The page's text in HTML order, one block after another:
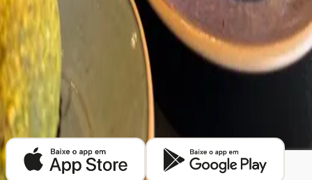
Home
Eventos
Cursos e Workshops
Empresas
Blog
Contato
Cafeterias
Sobre
Termos de uso